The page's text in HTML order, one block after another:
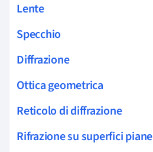
Lente
Specchio
Diffrazione
Ottica geometrica
Reticolo di diffrazione
Rifrazione su superfici piane